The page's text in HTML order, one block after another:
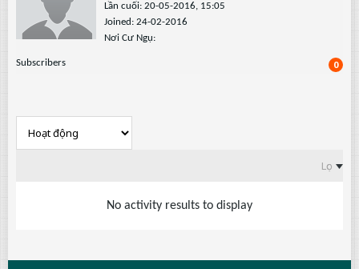
Lần cuối: 20-05-2016, 15:05
Joined: 24-02-2016
Nơi Cư Ngụ:
Subscribers 0
Lọc
No activity results to display